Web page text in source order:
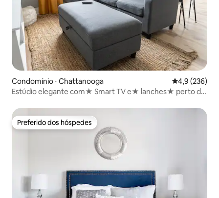
Condomínio ⋅ Chattanooga 4,9 de uma
4,9 (236)
Estúdio elegante com★ Smart TV e★ lanches★ perto do
Preferido dos hóspedes
Preferido dos hóspedes